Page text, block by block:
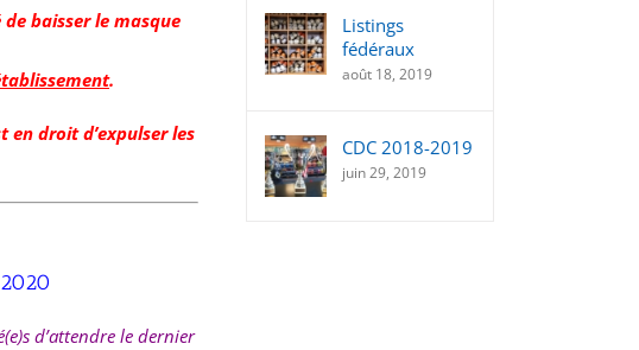
baisser le masque
.
en droit d’expulser les
d’attendre le dernier
Listings
fédéraux
août 18, 2019
CDC 2018-2019
juin 29, 2019